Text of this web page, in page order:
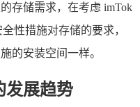
存储需求，在考虑 imTok
性措施对存储的要求，
的安装空间一样。
发展趋势